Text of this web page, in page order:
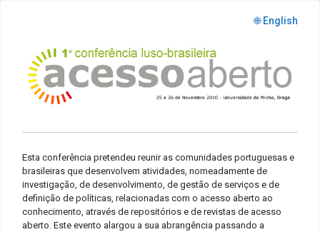
🌐 English
Esta conferência pretendeu reunir as comunidades portuguesas e
brasileiras que desenvolvem atividades, nomeadamente de
investigação, de desenvolvimento, de gestão de serviços e de
definição de políticas, relacionadas com o acesso aberto ao
conhecimento, através de repositórios e de revistas de acesso
aberto. Este evento alargou a sua abrangência passando a